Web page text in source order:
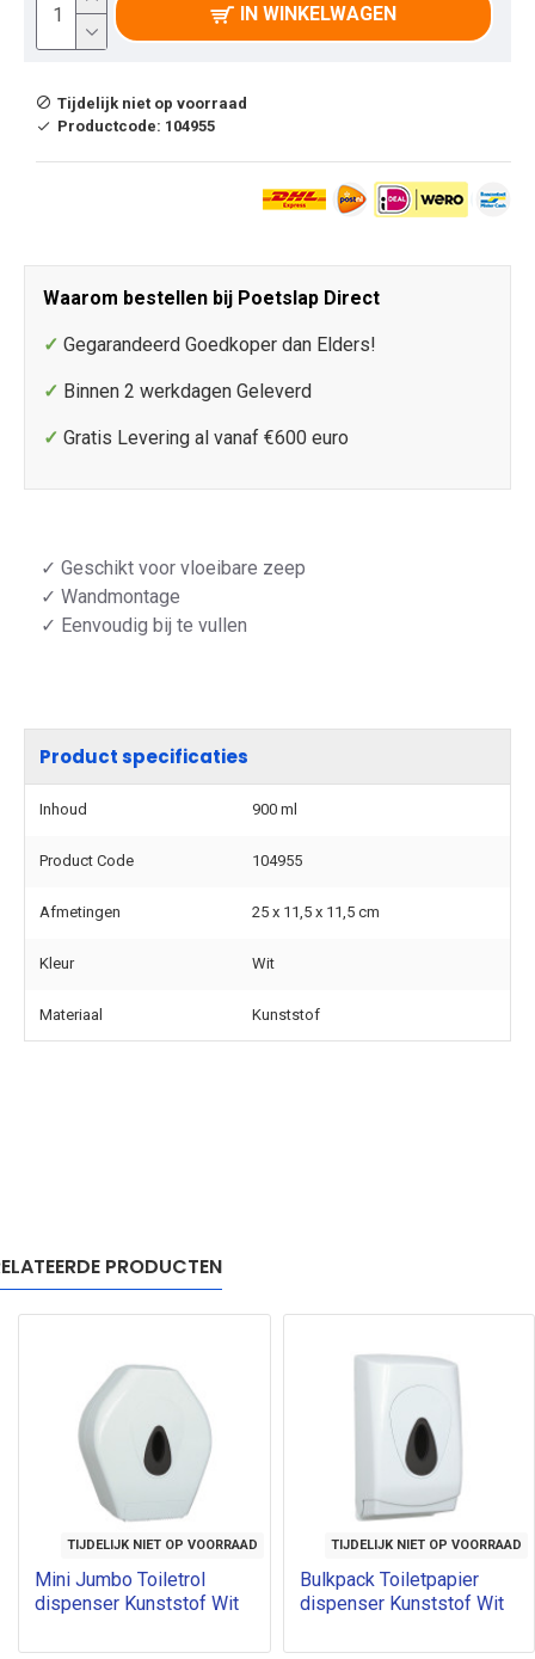
Tijdelijk niet op voorraad
Productcode: 104955
IN WINKELWAGEN
Waarom bestellen bij Poetslap Direct
✓ Gegarandeerd Goedkoper dan Elders!
✓ Binnen 2 werkdagen Geleverd
✓ Gratis Levering al vanaf €600 euro
✓ Geschikt voor vloeibare zeep
✓ Wandmontage
✓ Eenvoudig bij te vullen
Product specificaties
Inhoud 900 ml
Product Code 104955
Afmetingen 25 x 11,5 x 11,5 cm
Kleur Wit
Materiaal Kunststof
PRODUCTEN
TIJDELIJK NIET OP VOORRAAD
Mini Jumbo Toiletrol
dispenser Kunststof Wit
TIJDELIJK NIET OP VOORRAAD
Bulkpack Toiletpapier
dispenser Kunststof Wit